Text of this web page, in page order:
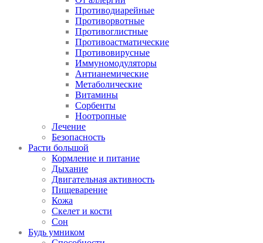
Противодиарейные
Противорвотные
Противоглистные
Противоастматические
Противовирусные
Иммуномодуляторы
Антианемические
Метаболические
Витамины
Сорбенты
Ноотропные
Лечение
Безопасность
Расти большой
Кормление и питание
Дыхание
Двигательная активность
Пищеварение
Кожа
Скелет и кости
Сон
Будь умником